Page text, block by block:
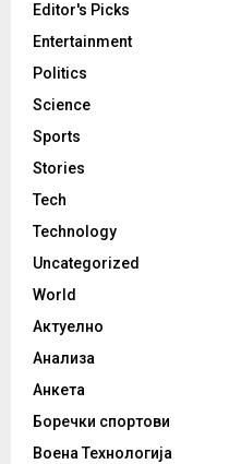
Editor's Picks
Entertainment
Politics
Science
Sports
Stories
Tech
Technology
Uncategorized
World
Актуелно
Анализа
Анкета
Боречки спортови
Воена Технологија